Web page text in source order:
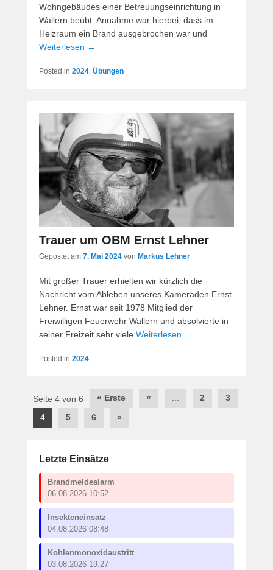
Wohngebäudes einer Betreuungseinrichtung in
Wallern beübt. Annahme war hierbei, dass im
Heizraum ein Brand ausgebrochen war und
Weiterlesen →
Posted in 2024, Übungen
Trauer um OBM Ernst Lehner
Gepostet am 7. Mai 2024 von Markus Lehner
Mit großer Trauer erhielten wir kürzlich die
Nachricht vom Ableben unseres Kameraden Ernst
Lehner. Ernst war seit 1978 Mitglied der
Freiwilligen Feuerwehr Wallern und absolvierte in
seiner Freizeit sehr viele Weiterlesen →
Posted in 2024
Post
navigation
Seite 4 von 6 « Erste « ... 2
3
4
5 6 »
Letzte Einsätze
Brandmeldealarm
06.08.2026 10:52
Insekteneinsatz
04.08.2026 08:48
Kohlenmonoxidaustritt
03.08.2026 19:27